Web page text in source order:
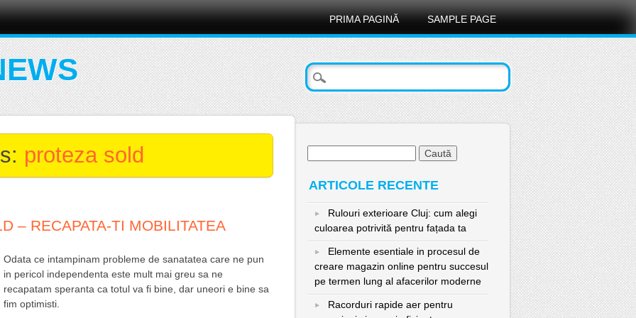
PRIMA PAGINĂ SAMPLE PAGE
proteza sold
– RECAPATA-TI MOBILITATEA
Odata ce intampinam probleme de sanatatea care ne pun
in pericol independenta este mult mai greu sa ne
recapatam speranta ca totul va fi bine, dar uneori e bine sa
fim optimisti.
ARTICOLE RECENTE
Rulouri exterioare Cluj: cum alegi
culoarea potrivită pentru fațada ta
Elemente esentiale in procesul de
creare magazin online pentru succesul
pe termen lung al afacerilor moderne
Racorduri rapide aer pentru